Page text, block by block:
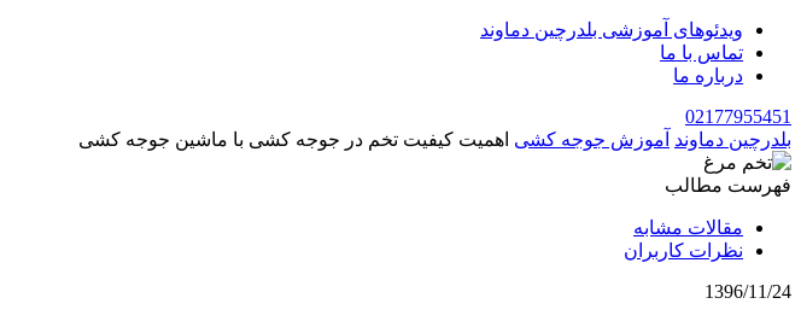
ویدئوهای آموزشی بلدرچین دماوند
تماس با ما
درباره ما
02177955451
بلدرچین دماوند آموزش جوجه کشی اهمیت کیفیت تخم در جوجه کشی با ماشین جوجه کشی
فهرست مطالب
مقالات مشابه
نظرات کاربران
1396/11/24